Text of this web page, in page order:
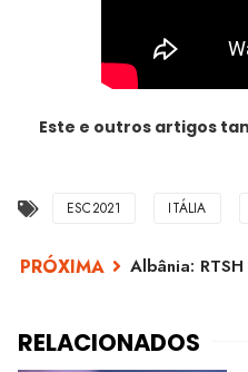
Este e outros artigos
ESC2021 ITÁLIA
Albânia: